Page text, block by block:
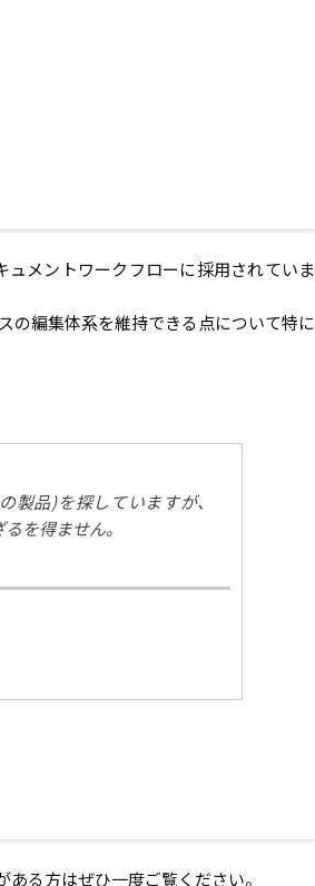
ュメントワークフローに採用されていま
の編集体系を維持できる点について特に
製品)を探していますが、
を得ません。
る方はぜひ一度ご覧ください。